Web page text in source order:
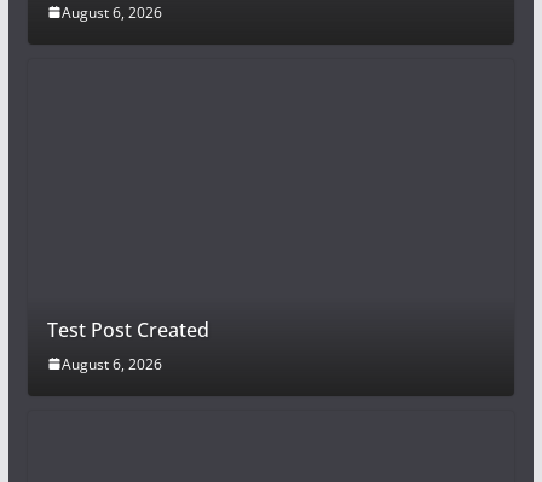
August 6, 2026
Test Post Created
August 6, 2026